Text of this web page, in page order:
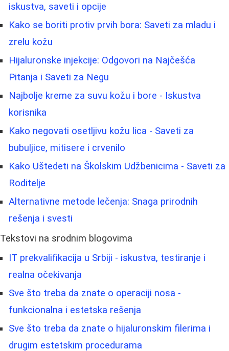
iskustva, saveti i opcije
Kako se boriti protiv prvih bora: Saveti za mladu i
zrelu kožu
Hijaluronske injekcije: Odgovori na Najčešća
Pitanja i Saveti za Negu
Najbolje kreme za suvu kožu i bore - Iskustva
korisnika
Kako negovati osetljivu kožu lica - Saveti za
bubuljice, mitisere i crvenilo
Kako Uštedeti na Školskim Udžbenicima - Saveti za
Roditelje
Alternativne metode lečenja: Snaga prirodnih
rešenja i svesti
Tekstovi na srodnim blogovima
IT prekvalifikacija u Srbiji - iskustva, testiranje i
realna očekivanja
Sve što treba da znate o operaciji nosa -
funkcionalna i estetska rešenja
Sve što treba da znate o hijaluronskim filerima i
drugim estetskim procedurama